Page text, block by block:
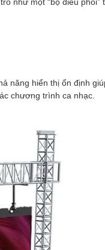
như một “bộ điều
năng hiển thị ổn định
chương trình ca nhạc.